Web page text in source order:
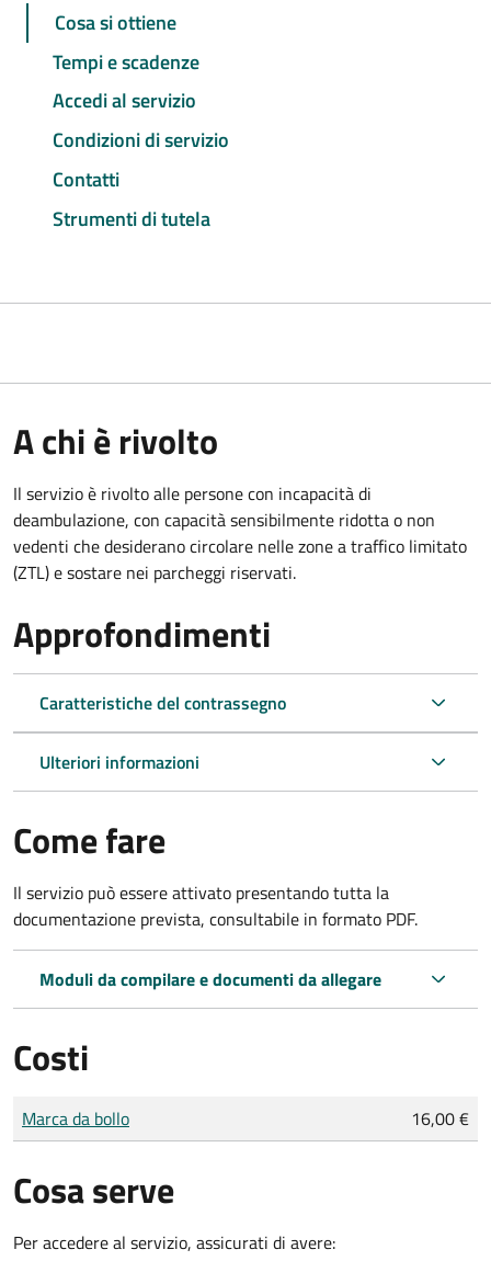
Cosa si ottiene
Tempi e scadenze
Accedi al servizio
Condizioni di servizio
Contatti
Strumenti di tutela
A chi è rivolto
Il servizio è rivolto alle persone con incapacità di
deambulazione, con capacità sensibilmente ridotta o non
vedenti che desiderano circolare nelle zone a traffico limitato
(ZTL) e sostare nei parcheggi riservati.
Approfondimenti
Caratteristiche del contrassegno
Ulteriori informazioni
Come fare
Il servizio può essere attivato presentando tutta la
documentazione prevista, consultabile in formato PDF.
Moduli da compilare e documenti da allegare
Costi
Tipo di pagamento
Importo
Marca da bollo 16,00 €
Cosa serve
Per accedere al servizio, assicurati di avere: